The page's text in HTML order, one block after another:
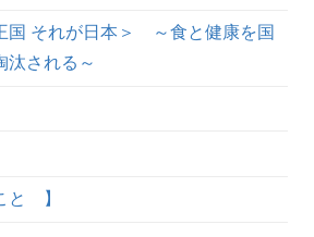
国 それが日本＞ ～食と健康を国
汰される～
と 】